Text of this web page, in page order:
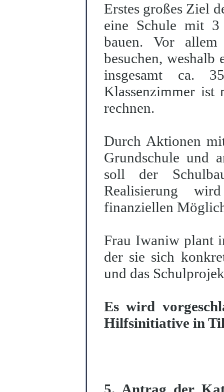
Erstes großes Ziel
eine Schule mit 3
bauen. Vor allem
besuchen,
insgesamt ca.
Klassenzimmer
rechnen.
Durch Aktionen
Grundschule und
soll der
Realisierung
finanziellen
Frau Iwaniw plant
der sie sich
und das
Es wird
Hilfsinitiative in